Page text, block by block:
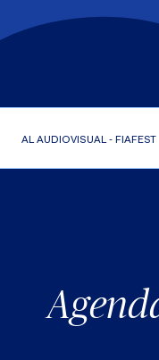
AUDIOVISUAL - FIAFEST